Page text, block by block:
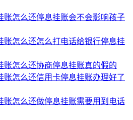
账怎么还停息挂账会不会影响孩子
账怎么还怎么打电话给银行停息挂
账怎么还协商停息挂账真的假的
账怎么还信用卡停息挂账办理好了
账怎么还做停息挂账需要用到电话